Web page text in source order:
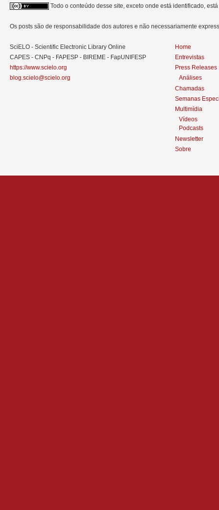
Todo o conteúdo desse site, exceto onde está identificado,
Os posts são de responsabilidade dos autores e não necessariamente
SciELO - Scientific Electronic Library Online
CAPES - CNPq - FAPESP - BIREME - FapUNIFESP
https://www.scielo.org
blog.scielo@scielo.org
Home
Entrevistas
Press Releases
Análises
Chamadas
Semanas
Multimídia
Vídeos
Podcasts
Newsletter
Sobre